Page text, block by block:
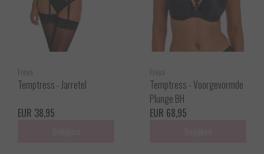
Freya
Temptress - Jarretel
EUR 38,95
Freya
Temptress - Voorgevormde
Plunge BH
EUR 68,95